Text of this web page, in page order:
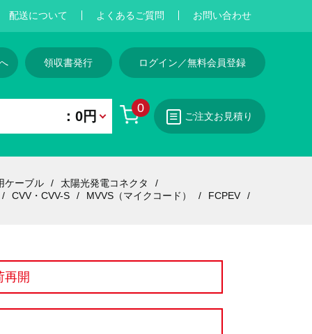
配送について よくあるご質問 お問い合わせ
領収書発行 ログイン／無料会員登録
0
：0円 ご注文お見積り
ケーブル
太陽光発電コネクタ
CVV・CVV-S MVVS（マイクコード）
FCPEV
再開